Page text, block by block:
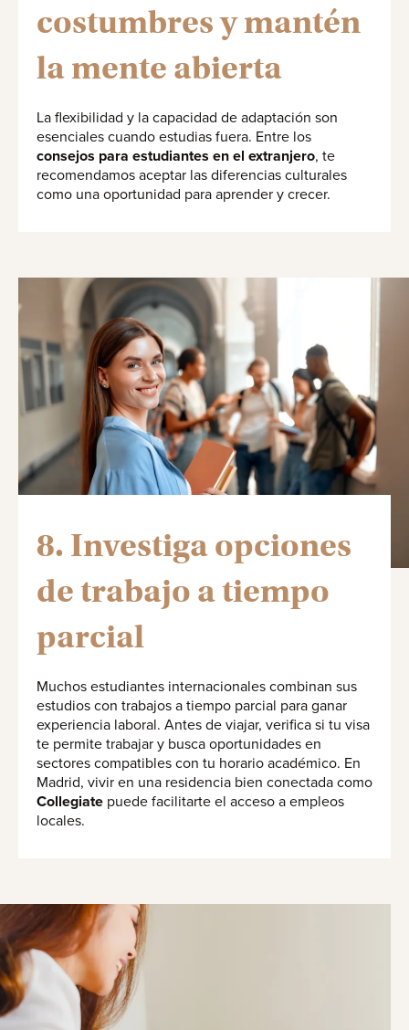
costumbres y mantén
la mente abierta
La flexibilidad y la capacidad de adaptación son
esenciales cuando estudias fuera. Entre los
consejos para estudiantes en el extranjero, te
recomendamos aceptar las diferencias culturales
como una oportunidad para aprender y crecer.
8. Investiga opciones
de trabajo a tiempo
parcial
Muchos estudiantes internacionales combinan sus
estudios con trabajos a tiempo parcial para ganar
experiencia laboral. Antes de viajar, verifica si tu visa
te permite trabajar y busca oportunidades en
sectores compatibles con tu horario académico. En
Madrid, vivir en una residencia bien conectada como
Collegiate puede facilitarte el acceso a empleos
locales.